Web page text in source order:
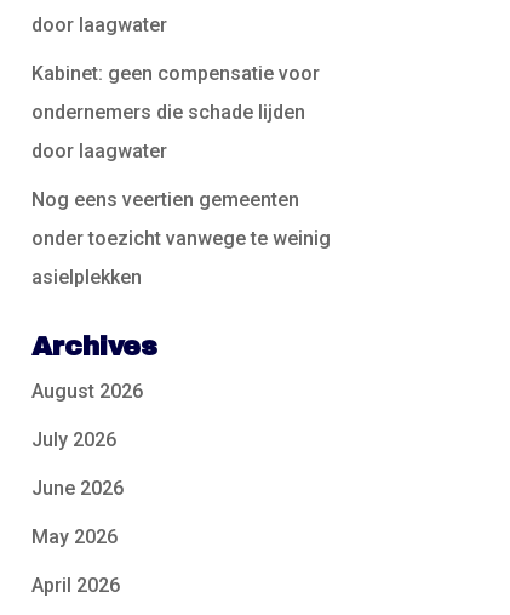
door laagwater
Kabinet: geen compensatie voor
ondernemers die schade lijden
door laagwater
Nog eens veertien gemeenten
onder toezicht vanwege te weinig
asielplekken
Archives
August 2026
July 2026
June 2026
May 2026
April 2026